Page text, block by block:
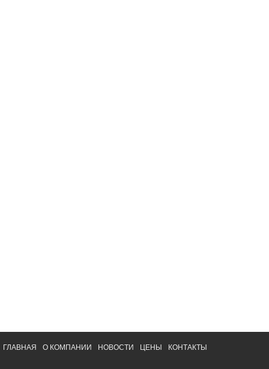
ГЛАВНАЯ О КОМПАНИИ НОВОСТИ ЦЕНЫ КОНТАКТЫ